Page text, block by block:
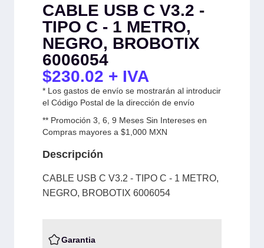
CABLE USB C V3.2 -
TIPO C - 1 METRO,
NEGRO, BROBOTIX
6006054
$230.02 + IVA
* Los gastos de envío se mostrarán al introducir
el Código Postal de la dirección de envío
** Promoción 3, 6, 9 Meses Sin Intereses en
Compras mayores a $1,000 MXN
Descripción
CABLE USB C V3.2 - TIPO C - 1 METRO,
NEGRO, BROBOTIX 6006054
Garantia